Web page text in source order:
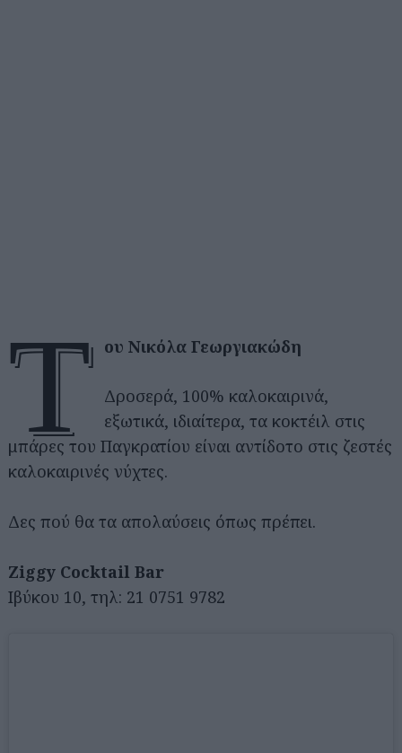
τ ου Νικόλα Γεωργιακώδη
Δροσερά, 100% καλοκαιρινά,
εξωτικά, ιδιαίτερα, τα κοκτέιλ στις
μπάρες του Παγκρατίου είναι αντίδοτο στις ζεστές
καλοκαιρινές νύχτες.
Δες πού θα τα απολαύσεις όπως πρέπει.
Ziggy Cocktail Bar
Ιβύκου 10, τηλ: 21 0751 9782